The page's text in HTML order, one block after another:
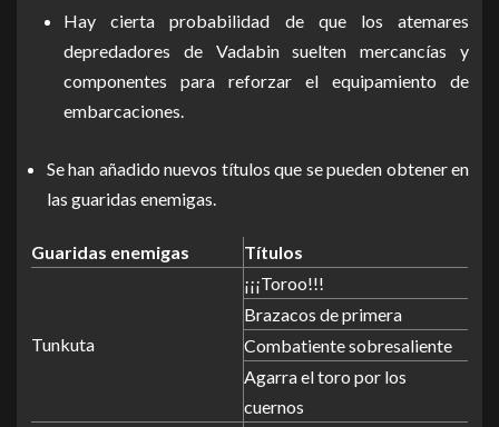
Hay cierta probabilidad de que los atemares
depredadores de Vadabin suelten mercancías y
componentes para reforzar el equipamiento de
embarcaciones.
Se han añadido nuevos títulos que se pueden obtener en
las guaridas enemigas.
Guaridas enemigas Títulos
Tunkuta
¡¡¡Toroo!!!
Brazacos de primera
Combatiente sobresaliente
Agarra el toro por los
cuernos